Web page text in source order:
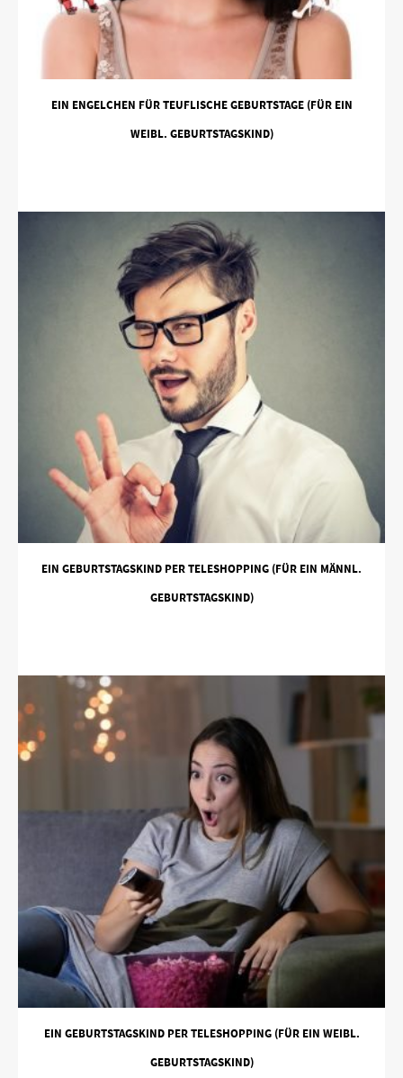
EIN ENGELCHEN FÜR TEUFLISCHE GEBURTSTAGE (FÜR EIN
WEIBL. GEBURTSTAGSKIND)
EIN GEBURTSTAGSKIND PER TELESHOPPING (FÜR EIN MÄNNL.
GEBURTSTAGSKIND)
EIN GEBURTSTAGSKIND PER TELESHOPPING (FÜR EIN WEIBL.
GEBURTSTAGSKIND)